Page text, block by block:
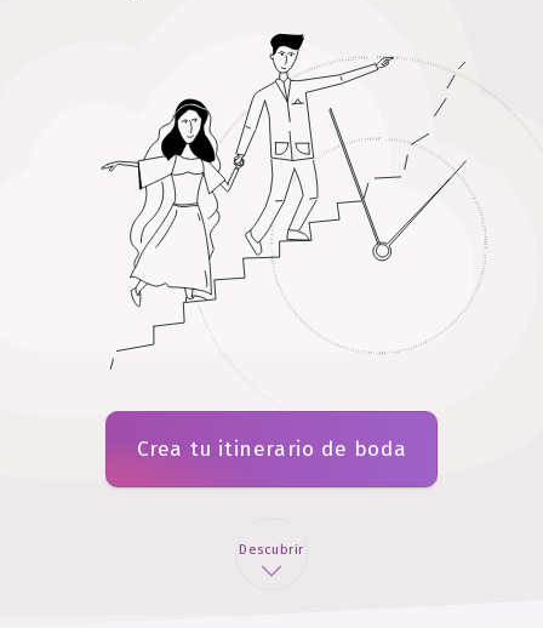
Crea tu itinerario de boda
Descubrir